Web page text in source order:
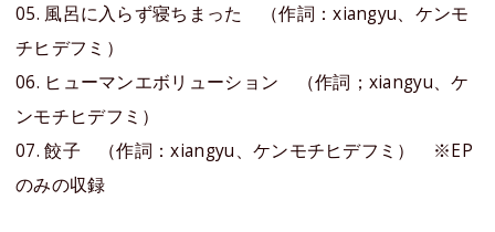
05. 風呂に入らず寝ちまった （作詞：xiangyu、ケンモ
チヒデフミ）
06. ヒューマンエボリューション （作詞；xiangyu、ケ
ンモチヒデフミ）
07. 餃子 （作詞：xiangyu、ケンモチヒデフミ） ※EP
のみの収録